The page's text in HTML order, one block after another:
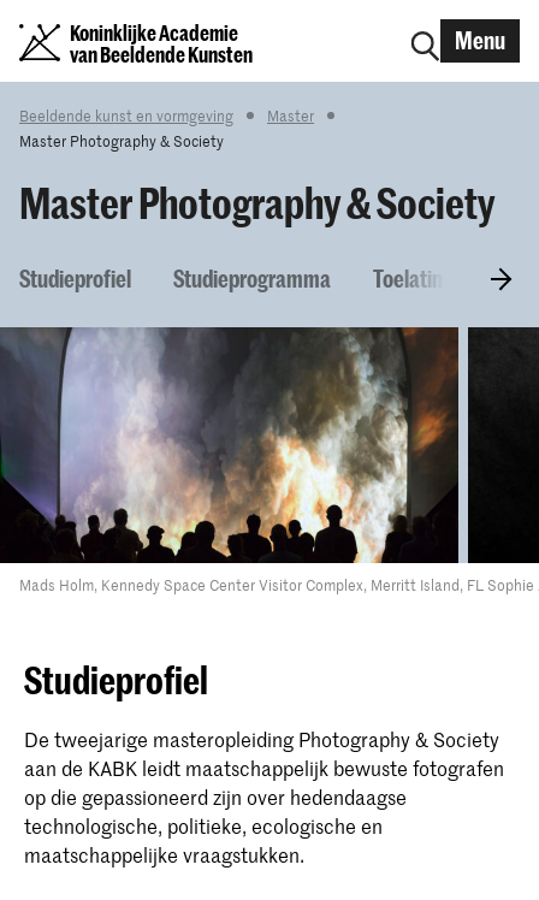
Koninklijke Academie
van Beeldende Kunsten
Menu
Beeldende kunst en vormgeving
Master
Master Photography & Society
Master Photography & Society
Studieprofiel Studieprogramma Toelatingseisen
Mads Holm, Kennedy Space Center Visitor Complex, Merritt Island, FL Sophie
Studieprofiel
De tweejarige masteropleiding Photography & Society
aan de KABK leidt maatschappelijk bewuste fotografen
op die gepassioneerd zijn over hedendaagse
technologische, politieke, ecologische en
maatschappelijke vraagstukken.